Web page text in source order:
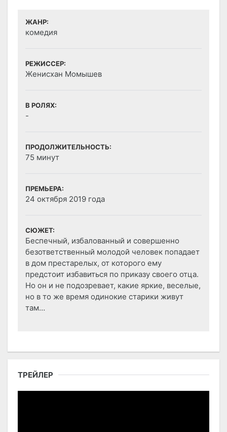
ЖАНР:
комедия
РЕЖИССЕР:
Женисхан Момышев
В РОЛЯХ:
-
ПРОДОЛЖИТЕЛЬНОСТЬ:
75 минут
ПРЕМЬЕРА:
24 октября 2019 года
СЮЖЕТ:
Беспечный, избалованный и совершенно
безответственный молодой человек попадает
в дом престарелых, от которого ему
предстоит избавиться по приказу своего отца.
Но он и не подозревает, какие яркие, веселые,
но в то же время одинокие старики живут
там…
ТРЕЙЛЕР